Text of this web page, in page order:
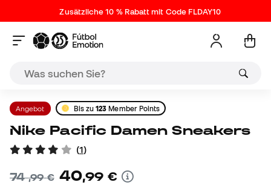
Zusätzliche 10 % Rabatt mit Code FLDAY10
Angebot Bis zu123 Member Points
Nike Pacific Damen Sneakers
(1)
74,99 € 40,99 €